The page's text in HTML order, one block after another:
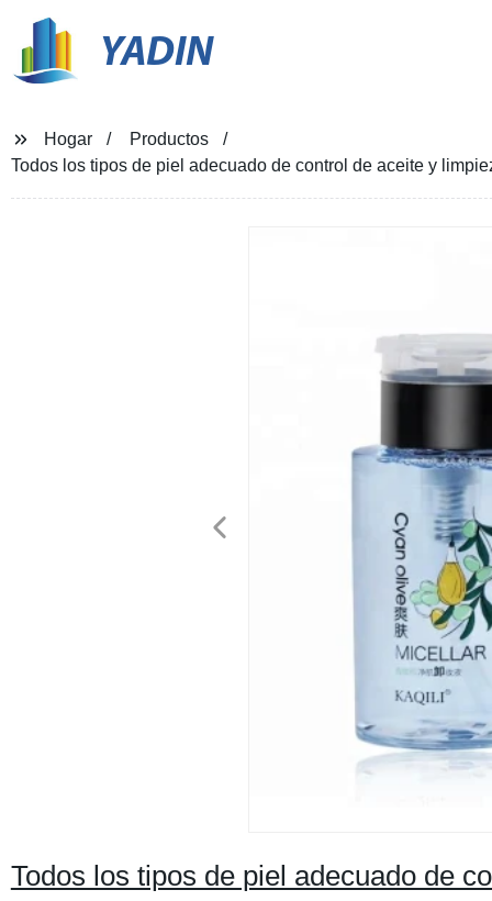
YADIN
Hogar
Productos
Todos los tipos de piel adecuado de control de aceite y
Todos los tipos de piel adecuado de